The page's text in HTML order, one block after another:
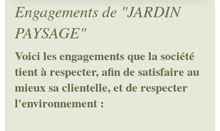
Engagements de "JARDIN
PAYSAGE"
Voici les engagements que la société
tient à respecter, afin de satisfaire au
mieux sa clientelle, et de respecter
l'environnement :